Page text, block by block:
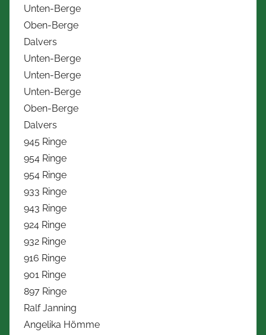
Unten-Berge
Oben-Berge
Dalvers
Unten-Berge
Unten-Berge
Unten-Berge
Oben-Berge
Dalvers
945 Ringe
954 Ringe
954 Ringe
933 Ringe
943 Ringe
924 Ringe
932 Ringe
916 Ringe
901 Ringe
897 Ringe
Ralf Janning
Angelika Hömme